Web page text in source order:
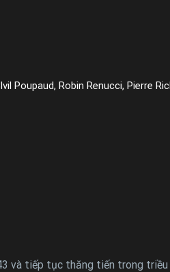
Poupaud, Robin Renucci, Pierre
và tiếp tục thăng tiến trong